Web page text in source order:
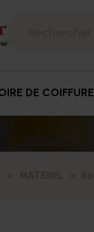
DE COIFFURE